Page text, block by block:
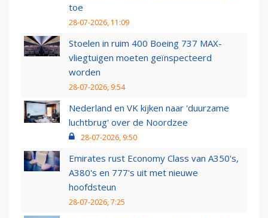
toe
28-07-2026, 11:09
Stoelen in ruim 400 Boeing 737 MAX-
vliegtuigen moeten geïnspecteerd
worden
28-07-2026, 9:54
Nederland en VK kijken naar 'duurzame
luchtbrug' over de Noordzee
28-07-2026, 9:50
Emirates rust Economy Class van A350's,
A380's en 777's uit met nieuwe
hoofdsteun
28-07-2026, 7:25